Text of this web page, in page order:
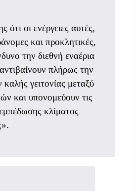
ότι οι ενέργειες αυτές,
και προκλητικές,
την διεθνή εναέρια
πλήρως την
γειτονίας μεταξύ
και υπονομεύουν τις
κλίματος